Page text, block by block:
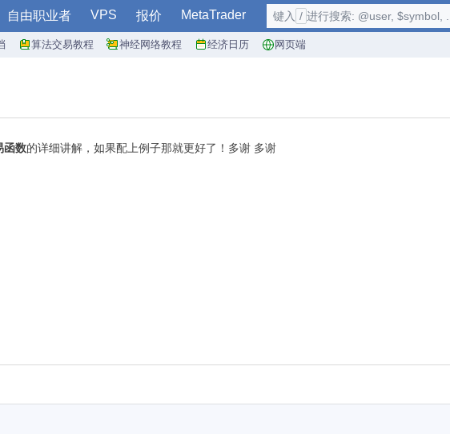
自由职业者 VPS 报价 MetaTrader
算法交易教程 神经网络教程 经济日历 网页端
键入 / 进行搜索: @user, $symbol, ...
函数的详细讲解，如果配上例子那就更好了！多谢 多谢